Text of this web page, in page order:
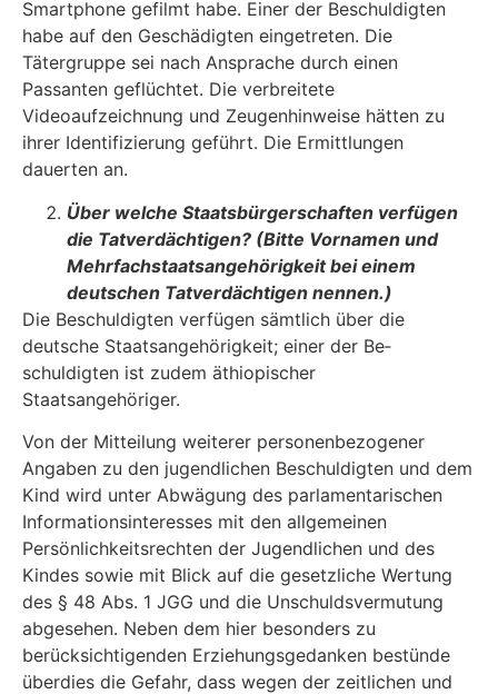
Smartphone gefilmt habe. Einer der Beschuldigten
habe auf den Geschädigten eingetreten. Die
Tätergruppe sei nach Ansprache durch einen
Passanten geflüchtet. Die verbreitete
Videoaufzeichnung und Zeugenhinweise hätten zu
ihrer Identifizie­rung geführt. Die Ermittlungen
dauerten an.
Über welche Staatsbürgerschaften verfügen
die Tatverdächtigen? (Bitte Vorna­men und
Mehrfachstaatsangehörigkeit bei einem
deutschen Tatverdächtigen nen­nen.)
Die Beschuldigten verfügen sämtlich über die
deutsche Staatsangehörigkeit; einer der Be­
schuldigten ist zudem äthiopischer
Staatsangehöriger.
Von der Mitteilung weiterer personenbezogener
Angaben zu den jugendlichen Beschuldigten und dem
Kind wird unter Abwägung des parlamentarischen
Informationsinteresses mit den allgemeinen
Persönlichkeitsrechten der Jugendlichen und des
Kindes sowie mit Blick auf die gesetzliche Wertung
des § 48 Abs. 1 JGG und die Unschuldsvermutung
abgesehen. Neben dem hier besonders zu
berücksichtigenden Erziehungsgedanken bestünde
überdies die Ge­fahr, dass wegen der zeitlichen und